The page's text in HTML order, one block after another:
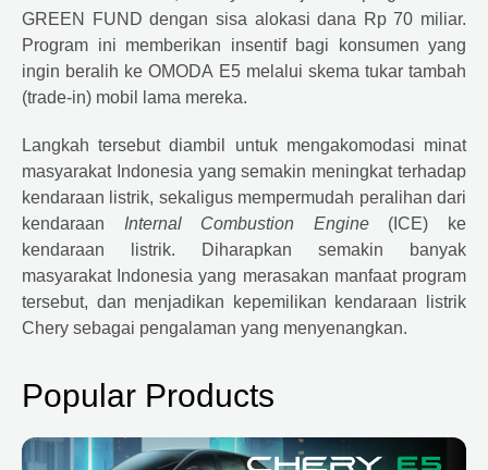
GREEN FUND dengan sisa alokasi dana Rp 70 miliar.
Program ini memberikan insentif bagi konsumen yang
ingin beralih ke OMODA E5 melalui skema tukar tambah
(trade-in) mobil lama mereka.
Langkah tersebut diambil untuk mengakomodasi minat
masyarakat Indonesia yang semakin meningkat terhadap
kendaraan listrik, sekaligus mempermudah peralihan dari
kendaraan Internal Combustion Engine(ICE) ke
kendaraan listrik. Diharapkan semakin banyak
masyarakat Indonesia yang merasakan manfaat program
tersebut, dan menjadikan kepemilikan kendaraan listrik
Chery sebagai pengalaman yang menyenangkan.
Popular Products